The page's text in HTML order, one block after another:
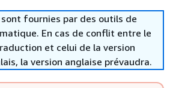
fournies par des outils de
En cas de conflit entre le
et celui de la version
la version anglaise prévaudra.